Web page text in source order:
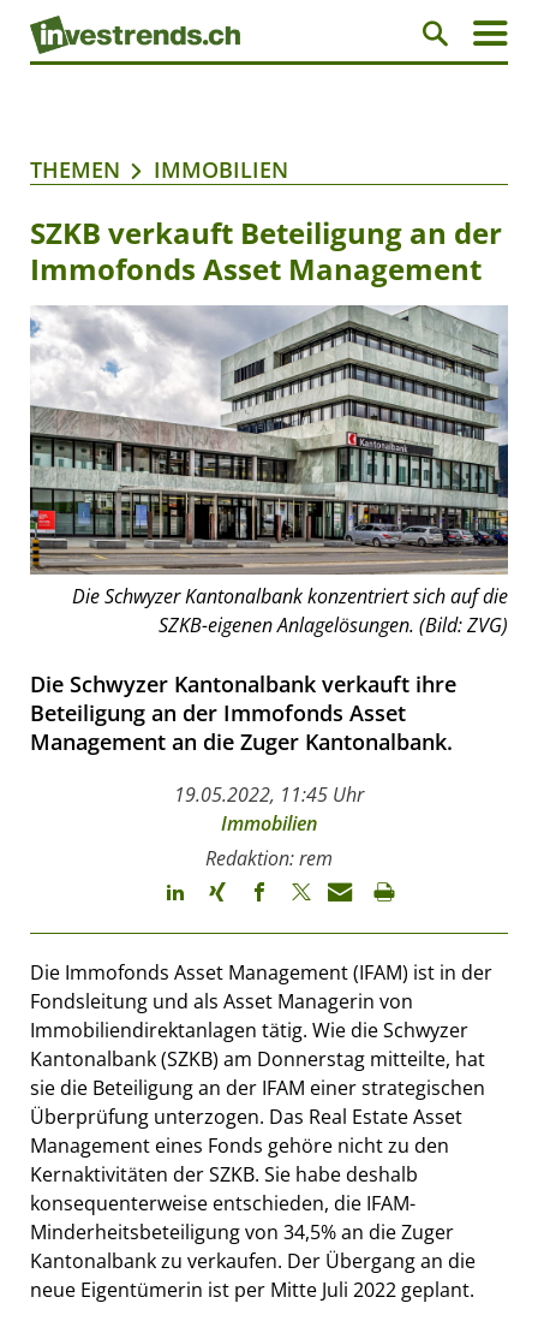
THEMEN IMMOBILIEN
SZKB verkauft Beteiligung an der
Immofonds Asset Management
Die Schwyzer Kantonalbank konzentriert sich auf die
SZKB-eigenen Anlagelösungen. (Bild: ZVG)
Die Schwyzer Kantonalbank verkauft ihre
Beteiligung an der Immofonds Asset
Management an die Zuger Kantonalbank.
19.05.2022, 11:45 Uhr
Immobilien
Redaktion: rem
Die Immofonds Asset Management (IFAM) ist in der
Fondsleitung und als Asset Managerin von
Immobiliendirektanlagen tätig. Wie die Schwyzer
Kantonalbank (SZKB) am Donnerstag mitteilte, hat
sie die Beteiligung an der IFAM einer strategischen
Überprüfung unterzogen. Das Real Estate Asset
Management eines Fonds gehöre nicht zu den
Kernaktivitäten der SZKB. Sie habe deshalb
konsequenterweise entschieden, die IFAM-
Minderheitsbeteiligung von 34,5% an die Zuger
Kantonalbank zu verkaufen. Der Übergang an die
neue Eigentümerin ist per Mitte Juli 2022 geplant.